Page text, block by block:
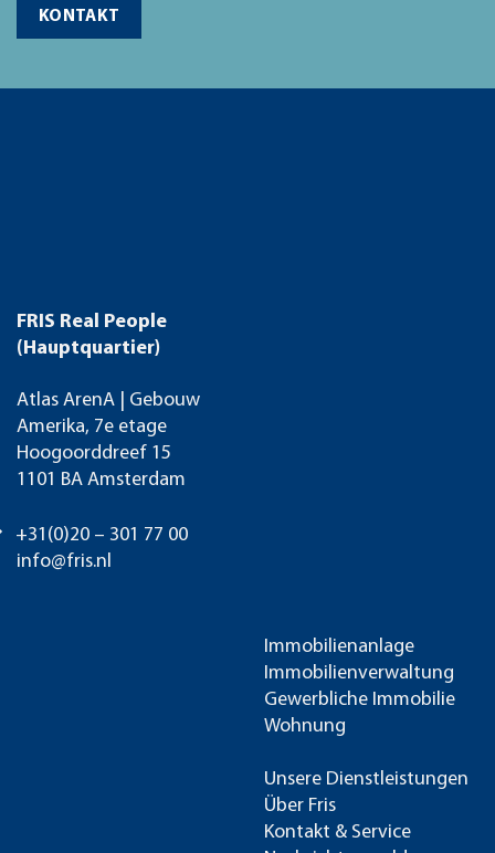
KONTAKT
FRIS Real People
(Hauptquartier)
Atlas ArenA | Gebouw
Amerika, 7e etage
Hoogoorddreef 15
1101 BA Amsterdam
+31(0)20 – 301 77 00
info@fris.nl
Immobilienanlage
Immobilienverwaltung
Gewerbliche Immobilie
Wohnung
Unsere Dienstleistungen
Über Fris
Kontakt & Service